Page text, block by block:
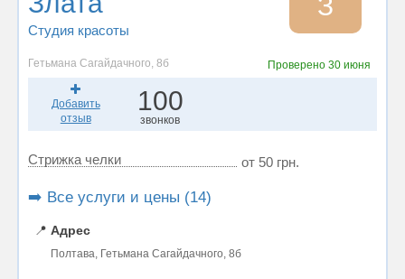
Студия красоты
Гетьмана Сагайдачного, 8б Проверено 30 июня
Добавить
отзыв
100
звонков
Стрижка челки от 50 грн.
➡️ Все услуги и цены (14)
📍 Адрес
Полтава, Гетьмана Сагайдачного, 8б